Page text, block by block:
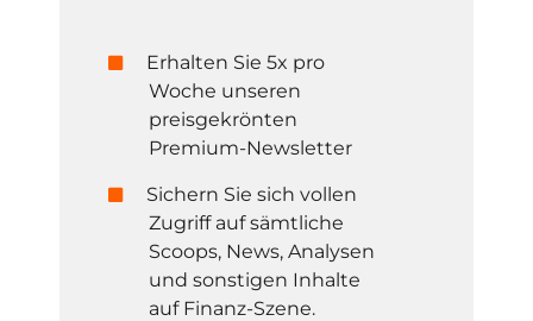
Erhalten Sie 5x pro
Woche unseren
preisgekrönten
Premium-Newsletter
Sichern Sie sich vollen
Zugriff auf sämtliche
Scoops, News, Analysen
und sonstigen Inhalte
auf Finanz-Szene.